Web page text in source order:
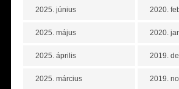
2025. június
2025. május
2025. április
2025. március
2020.
2020.
2019.
2019.